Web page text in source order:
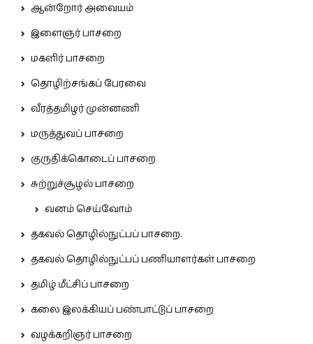
ஆன்றோர் அவையம்
இளைஞர் பாசறை
மகளிர் பாசறை
தொழிற்சங்கப் பேரவை
வீரத்தமிழர் முன்னணி
மருத்துவப் பாசறை
குருதிக்கொடைப் பாசறை
சுற்றுச்சூழல் பாசறை
வனம் செய்வோம்
தகவல் தொழில்நுட்பப் பாசறை.
தகவல் தொழில்நுட்பப் பணியாளர்கள் பாசறை
தமிழ் மீட்சிப் பாசறை
கலை இலக்கியப் பண்பாட்டுப் பாசறை
வழக்கறிஞர் பாசறை